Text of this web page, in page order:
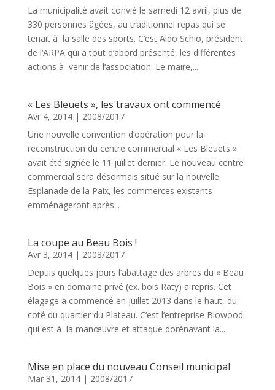
La municipalité avait convié le samedi 12 avril, plus de
330 personnes âgées, au traditionnel repas qui se
tenait à la salle des sports. C‘est Aldo Schio, président
de l‘ARPA qui a tout d‘abord présenté, les différentes
actions à venir de l‘association. Le maire,...
« Les Bleuets », les travaux ont commencé
Avr 4, 2014| 2008/2017
Une nouvelle convention d‘opération pour la
reconstruction du centre commercial « Les Bleuets »
avait été signée le 11 juillet dernier. Le nouveau centre
commercial sera désormais situé sur la nouvelle
Esplanade de la Paix, les commerces existants
emménageront après...
La coupe au Beau Bois !
Avr 3, 2014| 2008/2017
Depuis quelques jours l‘abattage des arbres du « Beau
Bois » en domaine privé (ex. bois Raty) a repris. Cet
élagage a commencé en juillet 2013 dans le haut, du
coté du quartier du Plateau. C‘est l‘entreprise Biowood
qui est à la manœuvre et attaque dorénavant la...
Mise en place du nouveau Conseil municipal
Mar 31, 2014| 2008/2017